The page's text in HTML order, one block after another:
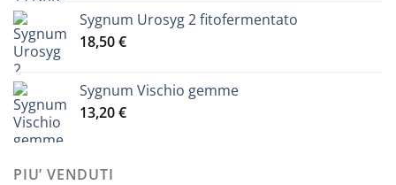
Sygnum Urosyg 2 fitofermentato
18,50€
Sygnum Vischio gemme
13,20€
PIU’ VENDUTI